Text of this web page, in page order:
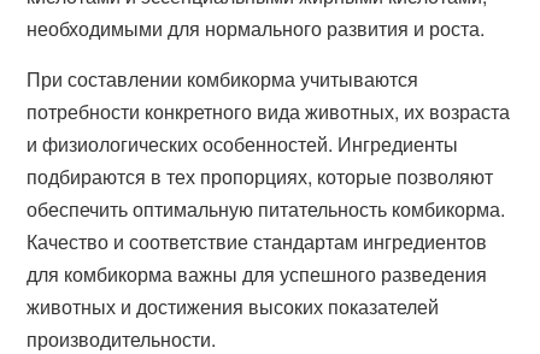
необходимыми для нормального развития и роста.
При составлении комбикорма учитываются
потребности конкретного вида животных, их возраста
и физиологических особенностей. Ингредиенты
подбираются в тех пропорциях, которые позволяют
обеспечить оптимальную питательность комбикорма.
Качество и соответствие стандартам ингредиентов
для комбикорма важны для успешного разведения
животных и достижения высоких показателей
производительности.